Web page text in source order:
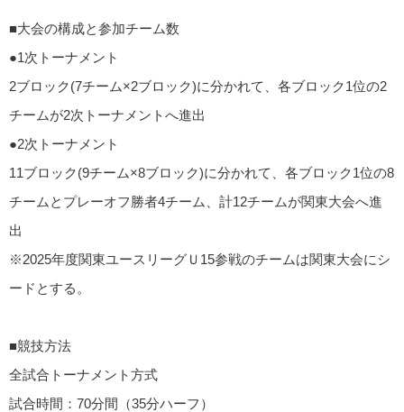
■大会の構成と参加チーム数
●1次トーナメント
2ブロック(7チーム×2ブロック)に分かれて、各ブロック1位の2
チームが2次トーナメントへ進出
●2次トーナメント
11ブロック(9チーム×8ブロック)に分かれて、各ブロック1位の8
チームとプレーオフ勝者4チーム、計12チームが関東大会へ進
出
※2025年度関東ユースリーグＵ15参戦のチームは関東大会にシ
ードとする。
■競技方法
全試合トーナメント方式
試合時間：70分間（35分ハーフ）